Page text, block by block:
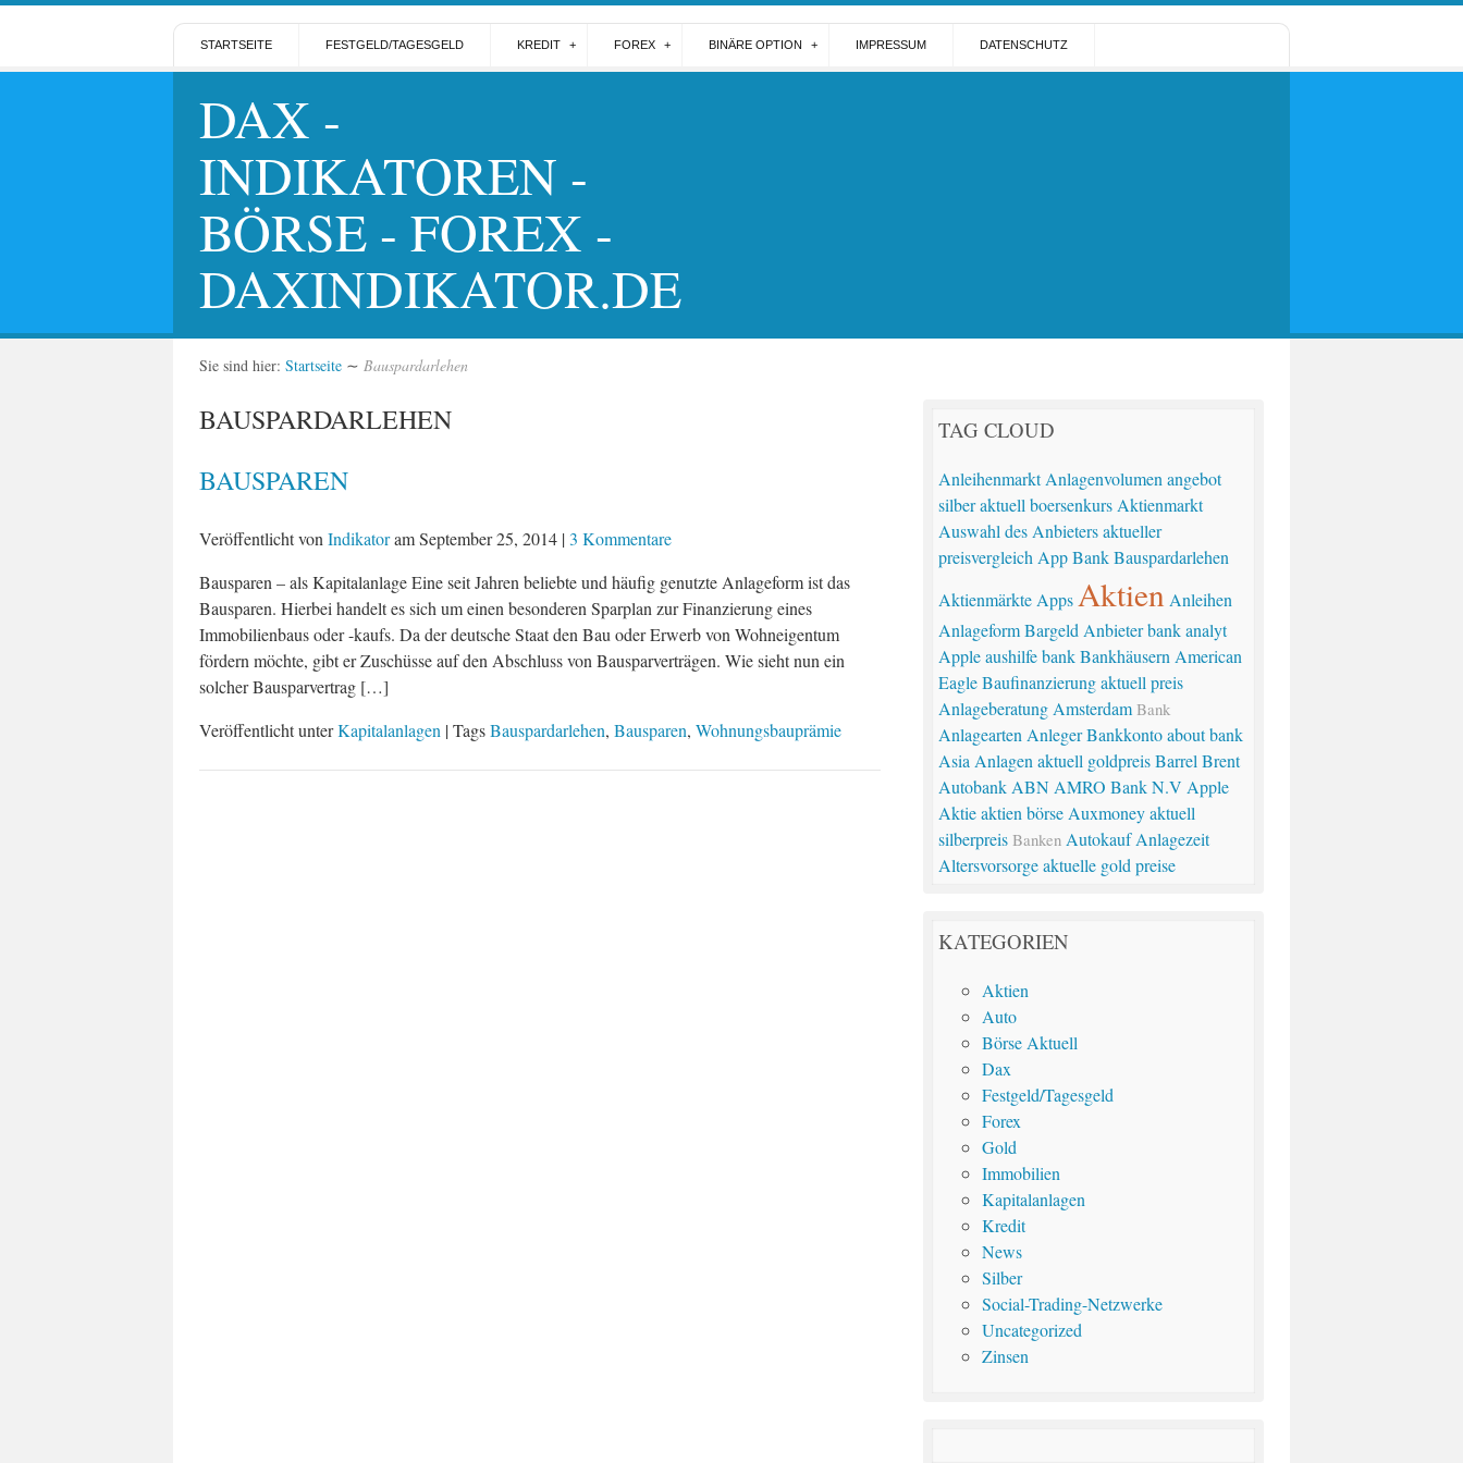
STARTSEITE FESTGELD/TAGESGELD KREDIT FOREX BINÄRE OPTION IMPRESSUM DATENSCHUTZ
DAX -
INDIKATOREN -
BÖRSE - FOREX -
DAXINDIKATOR.DE
Sie sind hier: Startseite ∼ Bauspardarlehen
BAUSPARDARLEHEN
BAUSPAREN
Veröffentlicht von IndikatoramSeptember 25, 2014|3 Kommentare
Bausparen – als Kapitalanlage Eine seit Jahren beliebte und häufig genutzte Anlageform ist das
Bausparen. Hierbei handelt es sich um einen besonderen Sparplan zur Finanzierung eines
Immobilienbaus oder -kaufs. Da der deutsche Staat den Bau oder Erwerb von Wohneigentum
fördern möchte, gibt er Zuschüsse auf den Abschluss von Bausparverträgen. Wie sieht nun ein
solcher Bausparvertrag […]
Veröffentlicht unterKapitalanlagen | TagsBauspardarlehen, Bausparen, Wohnungsbauprämie
TAG CLOUD
Anleihenmarkt Anlagenvolumen angebot
silberaktuell boersenkurs Aktienmarkt
Auswahl des Anbieters aktueller
preisvergleich App Bank Bauspardarlehen
Aktienmärkte Apps Aktien Anleihen
Anlageform Bargeld Anbieterbank analyt
Apple aushilfe bank Bankhäusern American
Eagle Baufinanzierung aktuell preis
Anlageberatung Amsterdam Bank
Anlagearten AnlegerBankkonto about bank
Asia Anlagen aktuell goldpreis Barrel Brent
Autobank ABN AMRO Bank N.V Apple
Aktie aktien börse Auxmoney aktuell
silberpreis Banken Autokauf Anlagezeit
Altersvorsorge aktuelle gold preise
KATEGORIEN
Aktien
Auto
Börse Aktuell
Dax
Festgeld/Tagesgeld
Forex
Gold
Immobilien
Kapitalanlagen
Kredit
News
Silber
Social-Trading-Netzwerke
Uncategorized
Zinsen